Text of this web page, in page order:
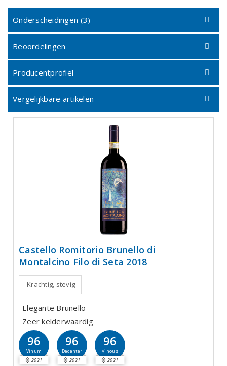
Onderscheidingen (3)
Beoordelingen
Producentprofiel
Vergelijkbare artikelen
Castello Romitorio Brunello di
Montalcino Filo di Seta 2018
Krachtig, stevig
Elegante Brunello
Zeer kelderwaardig
96
Vinum
2021
96
Decanter
2021
96
Vinous
2021